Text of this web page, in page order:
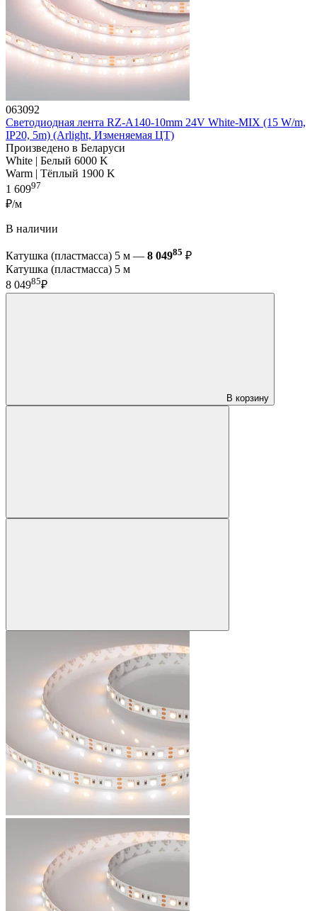
063092
Светодиодная лента RZ-A140-10mm 24V White-MIX (15 W/m,
IP20, 5m) (Arlight, Изменяемая ЦТ)
Произведено в Беларуси
White | Белый 6000 K
Warm | Тёплый 1900 K
1 60997
₽/м
В наличии
Катушка (пластмасса) 5 м — 8 04985 ₽
Катушка (пластмасса) 5 м
8 04985₽
В корзину